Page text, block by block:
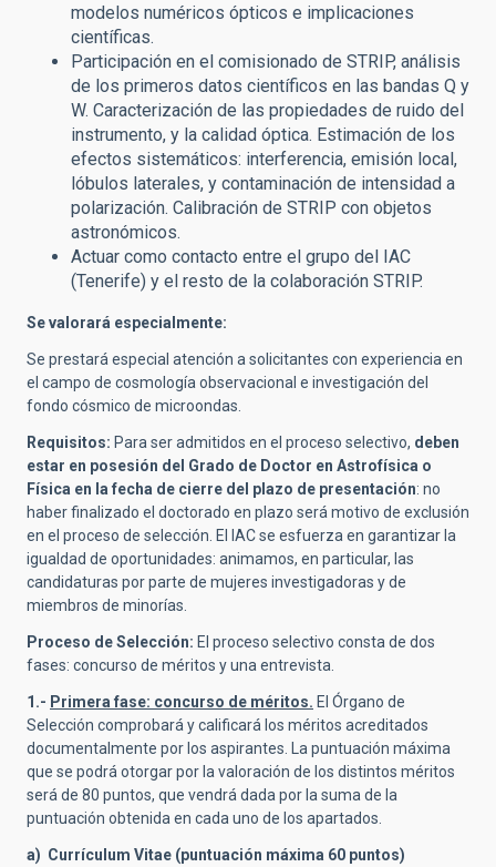
modelos numéricos ópticos e implicaciones
científicas.
Participación en el comisionado de STRIP, análisis
de los primeros datos científicos en las bandas Q y
W. Caracterización de las propiedades de ruido del
instrumento, y la calidad óptica. Estimación de los
efectos sistemáticos: interferencia, emisión local,
lóbulos laterales, y contaminación de intensidad a
polarización. Calibración de STRIP con objetos
astronómicos.
Actuar como contacto entre el grupo del IAC
(Tenerife) y el resto de la colaboración STRIP.
Se valorará especialmente:
Se prestará especial atención a solicitantes con experiencia en
el campo de cosmología observacional e investigación del
fondo cósmico de microondas.
Requisitos: Para ser admitidos en el proceso selectivo, deben
estar en posesión del Grado de Doctor en Astrofísica o
Física en la fecha de cierre del plazo de presentación: no
haber finalizado el doctorado en plazo será motivo de exclusión
en el proceso de selección. El IAC se esfuerza en garantizar la
igualdad de oportunidades: animamos, en particular, las
candidaturas por parte de mujeres investigadoras y de
miembros de minorías.
Proceso de Selección: El proceso selectivo consta de dos
fases: concurso de méritos y una entrevista.
1.- Primera fase: concurso de méritos. El Órgano de
Selección comprobará y calificará los méritos acreditados
documentalmente por los aspirantes. La puntuación máxima
que se podrá otorgar por la valoración de los distintos méritos
será de 80 puntos, que vendrá dada por la suma de la
puntuación obtenida en cada uno de los apartados.
a) Currículum Vitae (puntuación máxima 60 puntos)